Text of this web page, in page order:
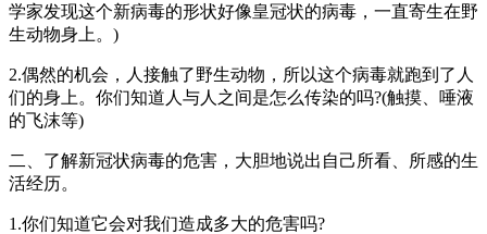
学家发现这个新病毒的形状好像皇冠状的病毒，一直寄生在野
生动物身上。)
2.偶然的机会，人接触了野生动物，所以这个病毒就跑到了人
们的身上。你们知道人与人之间是怎么传染的吗?(触摸、唾液
的飞沫等)
二、了解新冠状病毒的危害，大胆地说出自己所看、所感的生
活经历。
1.你们知道它会对我们造成多大的危害吗?